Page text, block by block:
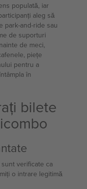
populată, iar
aleg să
park-and-ride sau
de suporturi
de meci,
piețe
pentru a
în
bilete
verificate ca
o intrare legitimă